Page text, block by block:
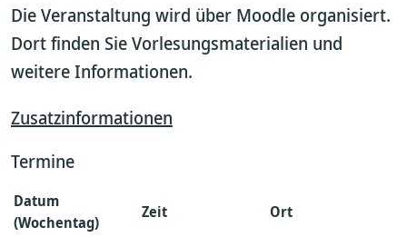
Die Veranstaltung wird über Moodle organisiert.
Dort finden Sie Vorlesungsmaterialien und
weitere Informationen.
Zusatzinformationen
Termine
Datum
(Wochentag)
Zeit Ort